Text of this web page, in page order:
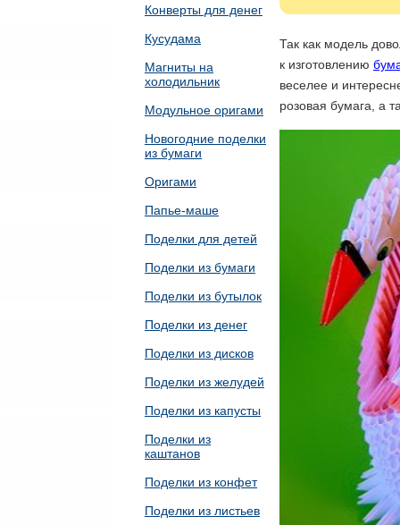
Конверты для денег
Кусудама
Магниты на
холодильник
Модульное оригами
Новогодние поделки
из бумаги
Оригами
Папье-маше
Поделки для детей
Поделки из бумаги
Поделки из бутылок
Поделки из денег
Поделки из дисков
Поделки из желудей
Поделки из капусты
Поделки из
каштанов
Поделки из конфет
Поделки из листьев
Так как модель
к изготовлению
веселее и
розовая бумага, а